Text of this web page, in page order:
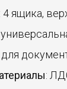
: 4 ящика,
для
: